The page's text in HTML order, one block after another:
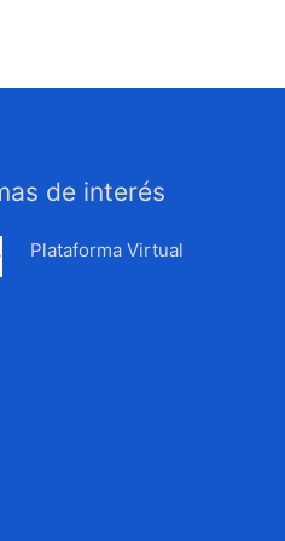
de interés
Plataforma Virtual